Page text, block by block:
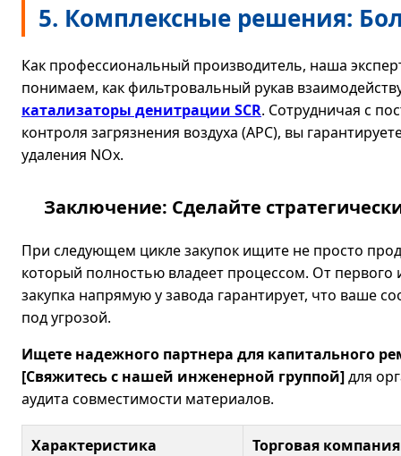
5. Комплексные решения:
Как профессиональный производитель, наша
понимаем, как фильтровальный рукав
катализаторы денитрации SCR. Сотрудничая с
контроля загрязнения воздуха (APC), вы
удаления NOx.
Заключение: Сделайте
При следующем цикле закупок ищите не просто
который полностью владеет процессом. От
закупка напрямую у завода гарантирует, что ваше
под угрозой.
Ищете надежного партнера для капитального
[Свяжитесь с нашей инженерной группой]для
аудита совместимости материалов.
Характеристика Торговая компания